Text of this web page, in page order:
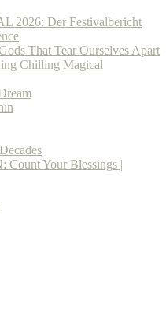
2026: Der Festivalbericht
That Tear Ourselves Apart
Chilling Magical
Your Blessings |